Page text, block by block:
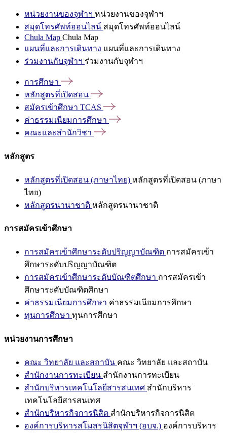
หน่วยงานของจุฬาฯ หน่วยงานของจุฬาฯ
สมุดโทรศัพท์ออนไลน์ สมุดโทรศัพท์ออนไลน์
Chula Map Chula Map
แผนที่และการเดินทาง แผนที่และการเดินทาง
ร่วมงานกับจุฬาฯ ร่วมงานกับจุฬาฯ
การศึกษา
หลักสูตรที่เปิดสอน
สมัครเข้าศึกษา TCAS
ค่าธรรมเนียมการศึกษา
คณะและสำนักวิชา
หลักสูตร
หลักสูตรที่เปิดสอน (ภาษาไทย) หลักสูตรที่เปิดสอน (ภาษา
ไทย)
หลักสูตรนานาชาติ หลักสูตรนานาชาติ
การสมัครเข้าศึกษา
การสมัครเข้าศึกษาระดับปริญญาบัณฑิต การสมัครเข้า
ศึกษาระดับปริญญาบัณฑิต
การสมัครเข้าศึกษาระดับบัณฑิตศึกษา การสมัครเข้า
ศึกษาระดับบัณฑิตศึกษา
ค่าธรรมเนียมการศึกษา ค่าธรรมเนียมการศึกษา
ทุนการศึกษา ทุนการศึกษา
หน่วยงานการศึกษา
คณะ วิทยาลัย และสถาบัน คณะ วิทยาลัย และสถาบัน
สำนักงานการทะเบียน สำนักงานการทะเบียน
สำนักบริหารเทคโนโลยีสารสนเทศ สำนักบริหาร
เทคโนโลยีสารสนเทศ
สำนักบริหารกิจการนิสิต สำนักบริหารกิจการนิสิต
องค์การบริหารสโมสรนิสิตจุฬาฯ (อบจ.) องค์การบริหาร